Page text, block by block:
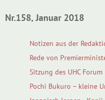
Nr.158, Januar 2018
Notizen aus der
Rede von
Sitzung des UHC
Pochi Bukuro – kleine